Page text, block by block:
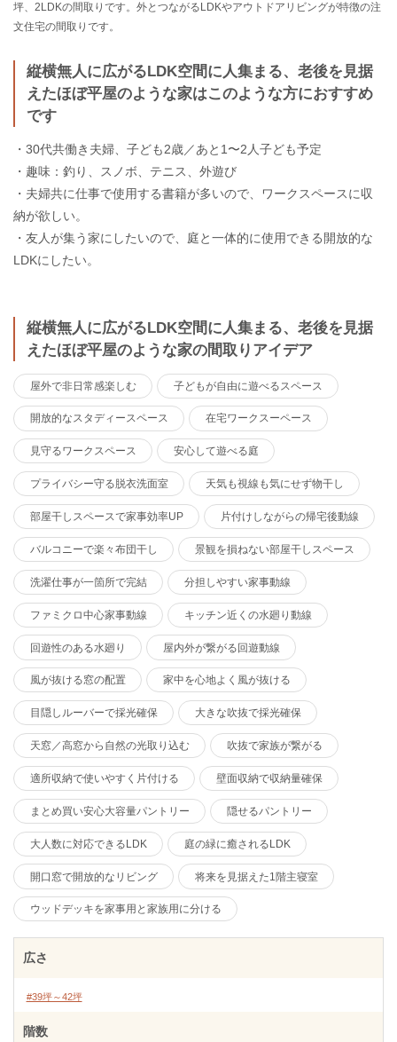
坪、2LDKの間取りです。外とつながるLDKやアウトドアリビングが特徴の注
文住宅の間取りです。
縦横無人に広がるLDK空間に人集まる、老後を見据
えたほぼ平屋のような家はこのような方におすすめ
です
・30代共働き夫婦、子ども2歳／あと1〜2人子ども予定
・趣味：釣り、スノボ、テニス、外遊び
・夫婦共に仕事で使用する書籍が多いので、ワークスペースに収
納が欲しい。
・友人が集う家にしたいので、庭と一体的に使用できる開放的な
LDKにしたい。
縦横無人に広がるLDK空間に人集まる、老後を見据
えたほぼ平屋のような家の間取りアイデア
屋外で非日常感楽しむ 子どもが自由に遊べるスペース
開放的なスタディースペース 在宅ワークスーペース
見守るワークスペース 安心して遊べる庭
プライバシー守る脱衣洗面室 天気も視線も気にせず物干し
部屋干しスペースで家事効率UP 片付けしながらの帰宅後動線
バルコニーで楽々布団干し 景観を損ねない部屋干しスペース
洗濯仕事が一箇所で完結 分担しやすい家事動線
ファミクロ中心家事動線 キッチン近くの水廻り動線
回遊性のある水廻り 屋内外が繋がる回遊動線
風が抜ける窓の配置 家中を心地よく風が抜ける
目隠しルーバーで採光確保 大きな吹抜で採光確保
天窓／高窓から自然の光取り込む 吹抜で家族が繋がる
適所収納で使いやすく片付ける 壁面収納で収納量確保
まとめ買い安心大容量パントリー 隠せるパントリー
大人数に対応できるLDK 庭の緑に癒されるLDK
開口窓で開放的なリビング 将来を見据えた1階主寝室
ウッドデッキを家事用と家族用に分ける
広さ
#39坪～42坪
階数